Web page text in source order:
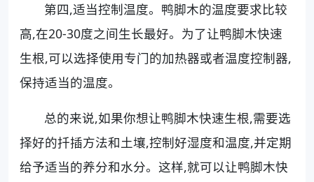
第四,适当控制温度。鸭脚木的温度要求比较
高,在20-30度之间生长最好。为了让鸭脚木快速
生根,可以选择使用专门的加热器或者温度控制器,
保持适当的温度。
总的来说,如果你想让鸭脚木快速生根,需要选
择好的扦插方法和土壤,控制好湿度和温度,并定期
给予适当的养分和水分。这样,就可以让鸭脚木快